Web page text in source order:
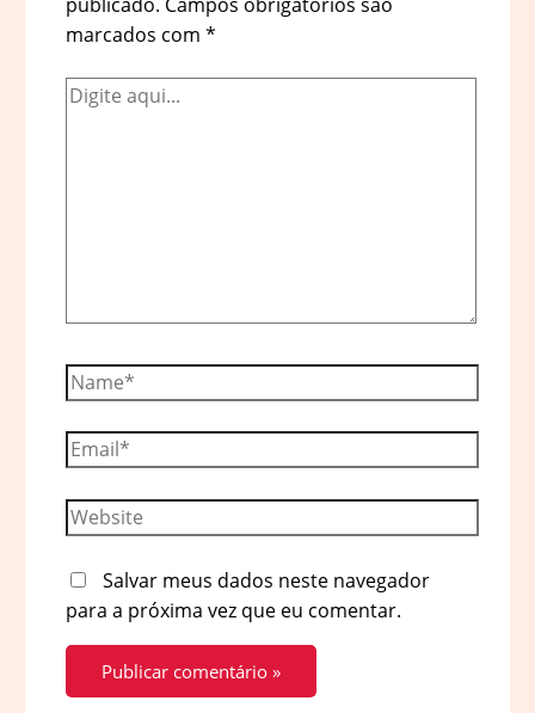
marcados com *
Digite
Name*
Email*
Website
Salvar meus dados neste navegador
para a próxima vez que eu comentar.